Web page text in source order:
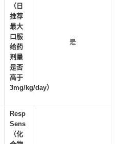
（日
推荐
最大
口服
给药
剂量
是否
高于
3mg/kg/day）
是
Resp
Sens
（化